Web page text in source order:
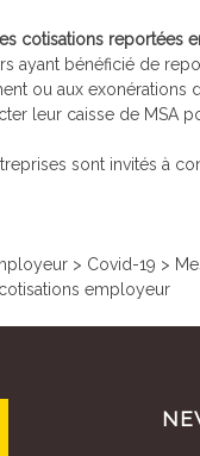
cotisations reportées
ayant bénéficié de
ou aux exonérations
leur caisse de MSA
sont invités à
> Covid-19 >
employeur